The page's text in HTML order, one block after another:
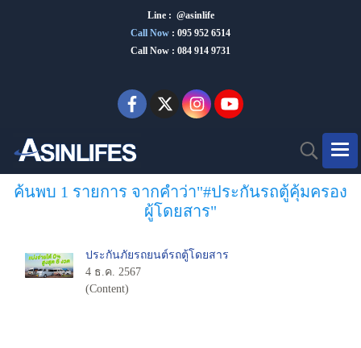
Line : @asinlife
Call Now : 095 952 6514
Call Now : 084 914 9731
ค้นพบ 1 รายการ จากคำว่า"#ประกันรถตู้คุ้มครอง
ผู้โดยสาร"
ประกันภัยรถยนต์รถตู้โดยสาร
4 ธ.ค. 2567
(Content)